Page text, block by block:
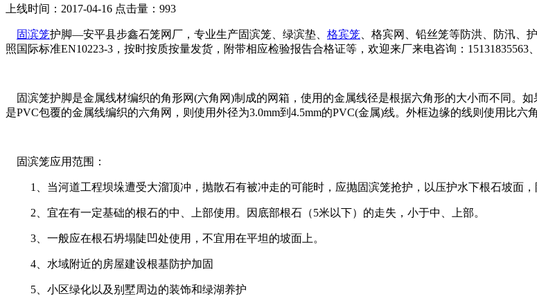
上线时间：2017-04-16 点击量： 993
固滨笼护脚—安平县步鑫石笼网厂，专业生产固滨笼、绿滨垫、 格宾笼 、格宾网、铅丝笼等防洪、防汛、
照国际标准EN10223-3，按时按质按量发货，附带相应检验报告合格证等，欢迎来厂来电咨询：15131835563
固滨笼护脚是金属线材编织的角形网(六角网)制成的网箱，使用的金属线径是根据六角形的大小而不同。
是PVC包覆的金属线编织的六角网，则使用外径为3.0mm到4.5mm的PVC(金属)线。外框边缘的线则使用比六
固滨笼应用范围：
1、当河道工程坝垛遭受大溜顶冲，抛散石有被冲走的可能时，应抛固滨笼抢护，以压护水下根石坡面，
2、宜在有一定基础的根石的中、上部使用。因底部根石（5米以下）的走失，小于中、上部。
3、一般应在根石坍塌陡凹处使用，不宜用在平坦的坡面上。
4、水域附近的房屋建设根基防护加固
5、小区绿化以及别墅周边的装饰和绿湖养护